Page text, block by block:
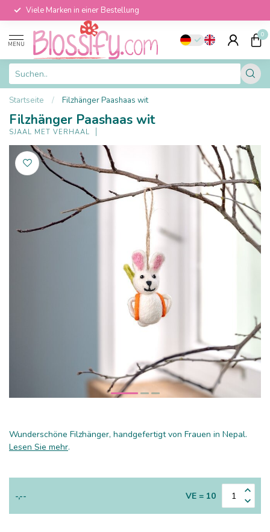
Viele Marken in einer Bestellung
MENU
0
Startseite / Filzhänger Paashaas wit
Filzhänger Paashaas wit
SJAAL MET VERHAAL
Wunderschöne Filzhänger, handgefertigt von Frauen in Nepal.
Lesen Sie mehr.
-,-- VE = 10